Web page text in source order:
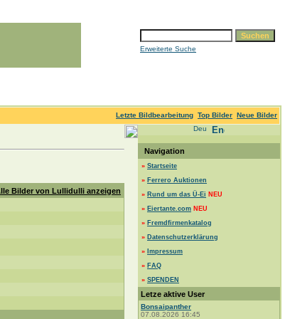
Erweiterte Suche
Letzte Bildbearbeitung Top Bilder Neue Bilder
Bilder von Lullidulli anzeigen
Navigation
» Startseite
» Ferrero Auktionen
» Rund um das Ü-Ei NEU
» Eiertante.com NEU
» Fremdfirmenkatalog
» Datenschutzerklärung
» Impressum
» FAQ
» SPENDEN
Letze aktive User
Bonsaipanther
07.08.2026 16:45